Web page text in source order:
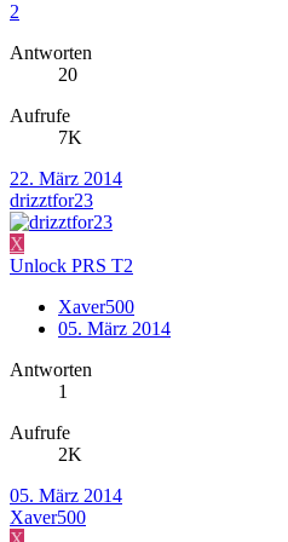
2
Antworten
20
Aufrufe
7K
22. März 2014
drizztfor23
X
Unlock PRS T2
Xaver500
05. März 2014
Antworten
1
Aufrufe
2K
05. März 2014
Xaver500